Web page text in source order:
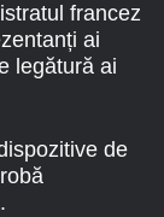
francez
ai
legătură ai
de